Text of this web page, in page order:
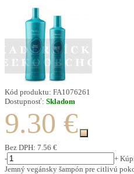
Kód produktu: FA1076261
Dostupnosť: Skladom
9.30 €
Bez DPH: 7.56 €
-
+
Jemný vegánsky šampón pre citlivú